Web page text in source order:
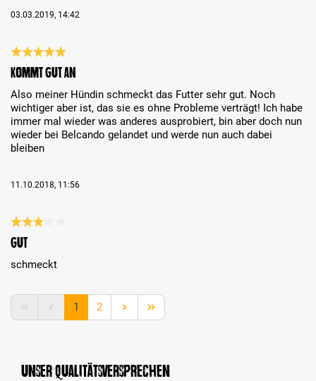
03.03.2019, 14:42
Bewertung mit 5 von 5 Sternen
Kommt gut an
Also meiner Hündin schmeckt das Futter sehr gut. Noch
wichtiger aber ist, das sie es ohne Probleme verträgt! Ich habe
immer mal wieder was anderes ausprobiert, bin aber doch nun
wieder bei Belcando gelandet und werde nun auch dabei
bleiben
11.10.2018, 11:56
Bewertung mit 3 von 5 Sternen
gut
schmeckt
Seite
1 Seite
2
Unser Qualitätsversprechen